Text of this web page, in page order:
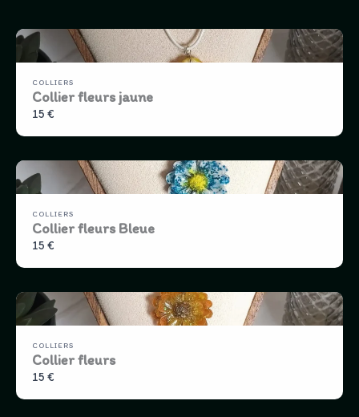
COLLIERS
Collier fleurs jaune
15 €
COLLIERS
Collier fleurs Bleue
15 €
COLLIERS
Collier fleurs
15 €